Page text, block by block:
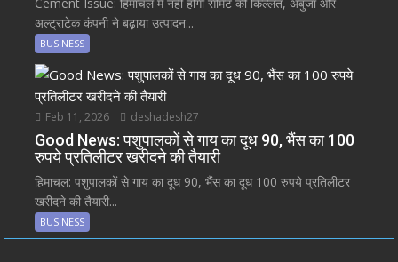
अल्ट्राटेक कंपनी ने बढ़ाया उत्पादन...
BUSINESS
Feb 11, 2026 deshadesh27
Good News: पशुपालकों से गाय का दूध 90, भैंस का 100
रुपये प्रतिलीटर खरीदने की तैयारी
हिमाचल: पशुपालकों से गाय का दूध 90, भैंस का दूध 100 रुपये प्रतिलीटर
खरीदने की तैयारी...
BUSINESS